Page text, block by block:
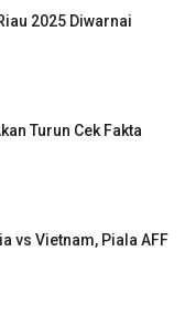
2025 Diwarnai
Turun Cek Fakta
vs Vietnam, Piala AFF